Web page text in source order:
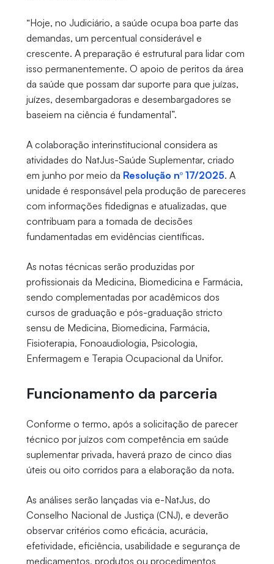
“Hoje, no Judiciário, a saúde ocupa boa parte das
demandas, um percentual considerável e
crescente. A preparação é estrutural para lidar com
isso permanentemente. O apoio de peritos da área
da saúde que possam dar suporte para que juízas,
juízes, desembargadoras e desembargadores se
baseiem na ciência é fundamental”.
A colaboração interinstitucional considera as
atividades do NatJus-Saúde Suplementar, criado
em junho por meio da Resolução nº 17/2025. A
unidade é responsável pela produção de pareceres
com informações fidedignas e atualizadas, que
contribuam para a tomada de decisões
fundamentadas em evidências científicas.
As notas técnicas serão produzidas por
profissionais da Medicina, Biomedicina e Farmácia,
sendo complementadas por acadêmicos dos
cursos de graduação e pós-graduação stricto
sensu de Medicina, Biomedicina, Farmácia,
Fisioterapia, Fonoaudiologia, Psicologia,
Enfermagem e Terapia Ocupacional da Unifor.
Funcionamento da parceria
Conforme o termo, após a solicitação de parecer
técnico por juízos com competência em saúde
suplementar privada, haverá prazo de cinco dias
úteis ou oito corridos para a elaboração da nota.
As análises serão lançadas via e-NatJus, do
Conselho Nacional de Justiça (CNJ), e deverão
observar critérios como eficácia, acurácia,
efetividade, eficiência, usabilidade e segurança de
medicamentos, produtos ou procedimentos